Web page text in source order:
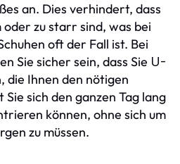
an. Dies verhindert, dass
oder zu starr sind, was bei
oft der Fall ist. Bei
Sie sicher sein, dass Sie U-
die Ihnen den nötigen
sich den ganzen Tag lang
können, ohne sich um
zu müssen.